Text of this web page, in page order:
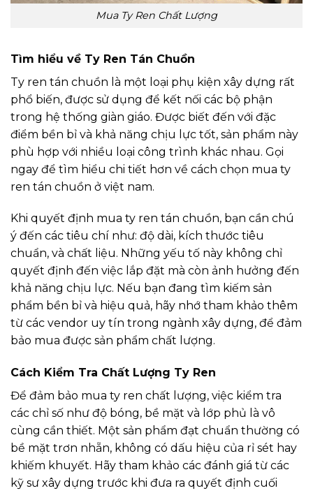
Mua Ty Ren Chất Lượng
Tìm hiểu về Ty Ren Tán Chuồn
Ty ren tán chuồn là một loại phụ kiện xây dựng rất
phổ biến, được sử dụng để kết nối các bộ phận
trong hệ thống giàn giáo. Được biết đến với đặc
điểm bền bỉ và khả năng chịu lực tốt, sản phẩm này
phù hợp với nhiều loại công trình khác nhau. Gọi
ngay để tìm hiểu chi tiết hơn về cách chọn mua ty
ren tán chuồn ở việt nam.
Khi quyết định mua ty ren tán chuồn, bạn cần chú
ý đến các tiêu chí như: độ dài, kích thước tiêu
chuẩn, và chất liệu. Những yếu tố này không chỉ
quyết định đến việc lắp đặt mà còn ảnh hưởng đến
khả năng chịu lực. Nếu bạn đang tìm kiếm sản
phẩm bền bỉ và hiệu quả, hãy nhớ tham khảo thêm
từ các vendor uy tín trong ngành xây dựng, để đảm
bảo mua được sản phẩm chất lượng.
Cách Kiểm Tra Chất Lượng Ty Ren
Để đảm bảo mua ty ren chất lượng, việc kiểm tra
các chỉ số như độ bóng, bề mặt và lớp phủ là vô
cùng cần thiết. Một sản phẩm đạt chuẩn thường có
bề mặt trơn nhẵn, không có dấu hiệu của rỉ sét hay
khiếm khuyết. Hãy tham khảo các đánh giá từ các
kỹ sư xây dựng trước khi đưa ra quyết định cuối